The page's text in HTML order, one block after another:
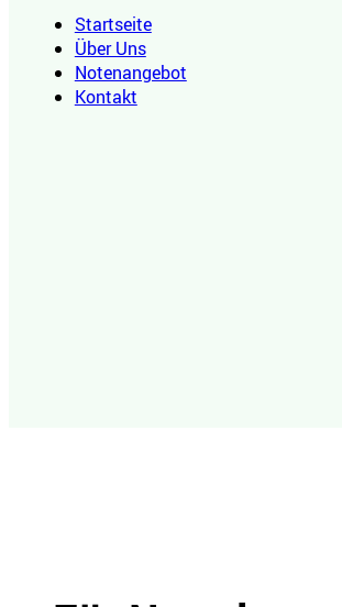
Startseite
Über Uns
Notenangebot
Kontakt